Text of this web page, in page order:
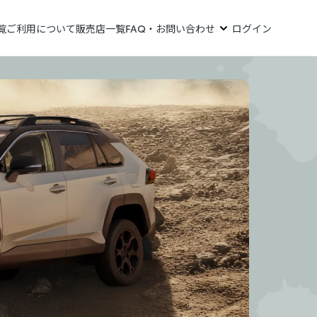
ご利用について販売店一覧FAQ・お問い合わせ ログイン